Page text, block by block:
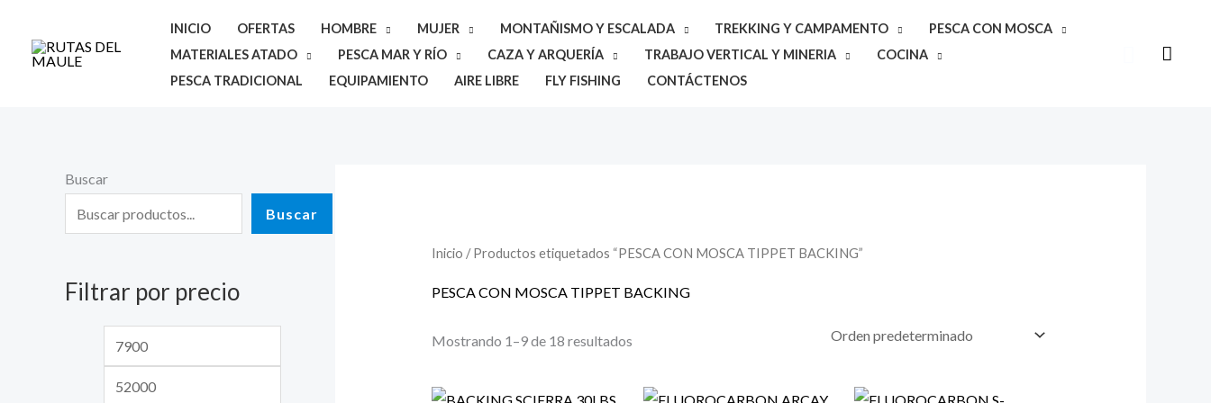
contenido
INICIO OFERTAS HOMBRE MUJER MONTAÑISMO Y ESCALADA TREKKING Y CAMPAMENTO
PESCA CON MOSCA
MATERIALES ATADO
PESCA MAR Y RÍO CAZA Y ARQUERÍA TRABAJO VERTICAL Y MINERIA
COCINA
PESCA TRADICIONAL
EQUIPAMIENTO AIRE LIBRE FLY FISHING CONTÁCTENOS
Buscar
Buscar
Buscar
Filtrar por precio
P
e
i
o
e
o
Inicio / Productos etiquetados “PESCA CON MOSCA TIPPET BACKING”
PESCA CON MOSCA TIPPET BACKING
Mostrando 1–9 de 18 resultados